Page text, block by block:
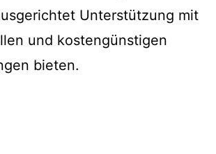
Unterstützung mit
und kostengünstigen
bieten.